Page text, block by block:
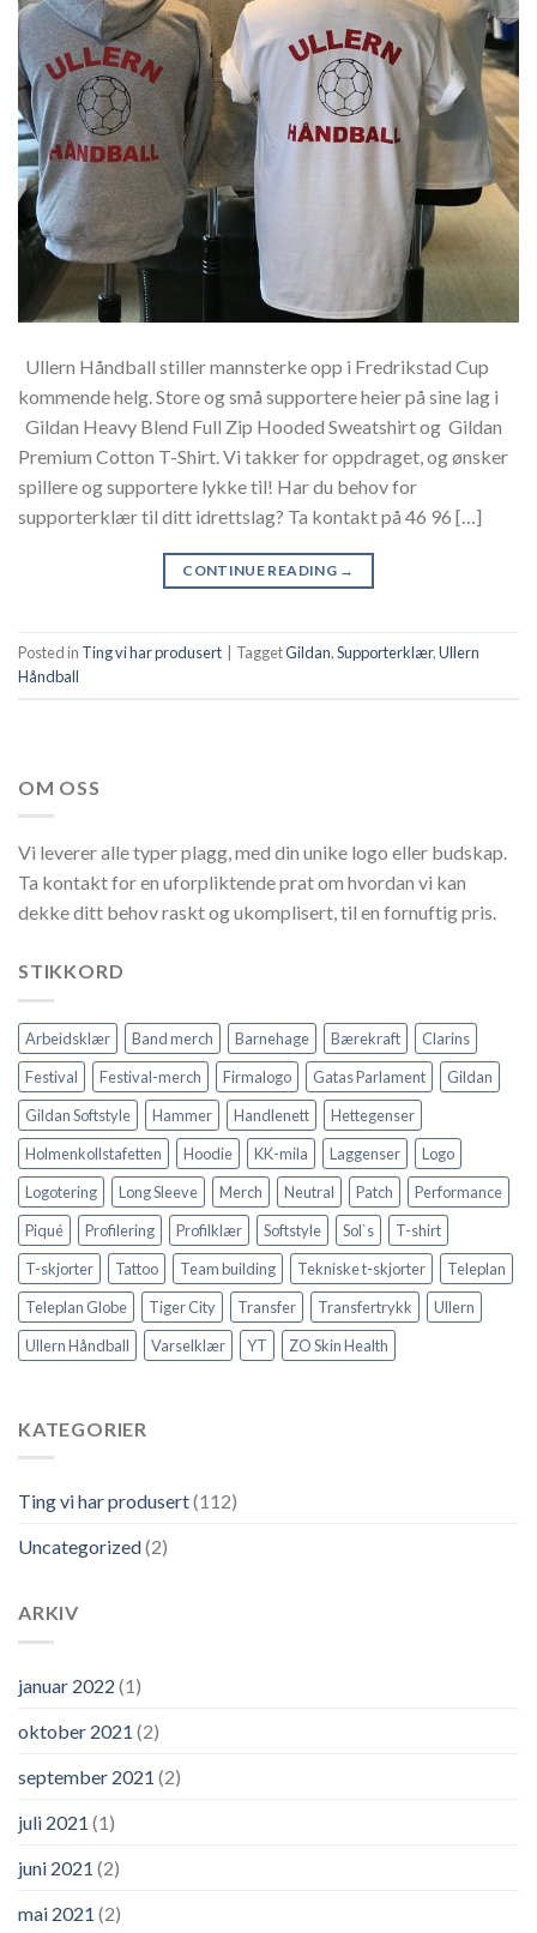
Ullern Håndball stiller mannsterke opp i Fredrikstad Cup
kommende helg. Store og små supportere heier på sine lag i
Gildan Heavy Blend Full Zip Hooded Sweatshirt og Gildan
Premium Cotton T-Shirt. Vi takker for oppdraget, og ønsker
spillere og supportere lykke til! Har du behov for
supporterklær til ditt idrettslag? Ta kontakt på 46 96 […]
CONTINUE READING →
Posted in Ting vi har produsert TaggetGildan,Supporterklær,Ullern
Håndball
OM OSS
Vi leverer alle typer plagg, med din unike logo eller budskap.
Ta kontakt for en uforpliktende prat om hvordan vi kan
dekke ditt behov raskt og ukomplisert, til en fornuftig pris.
STIKKORD
Arbeidsklær Band merch Barnehage Bærekraft
Clarins
Festival
Festival-merch Firmalogo Gatas Parlament
Gildan
Gildan Softstyle
Hammer Handlenett
Hettegenser
Holmenkollstafetten
Hoodie KK-mila Laggenser
Logo
Logotering
Long Sleeve Merch Neutral Patch
Performance
Piqué
Profilering Profilklær Softstyle Sol`s
T-shirt
T-skjorter
Tattoo Team building Tekniske t-skjorter
Teleplan
Teleplan Globe
Tiger City Transfer Transfertrykk
Ullern
Ullern Håndball
Varselklær YT ZO Skin Health
KATEGORIER
Ting vi har produsert(112)
Uncategorized(2)
ARKIV
januar 2022 (1)
oktober 2021 (2)
september 2021 (2)
juli 2021 (1)
juni 2021 (2)
mai 2021 (2)